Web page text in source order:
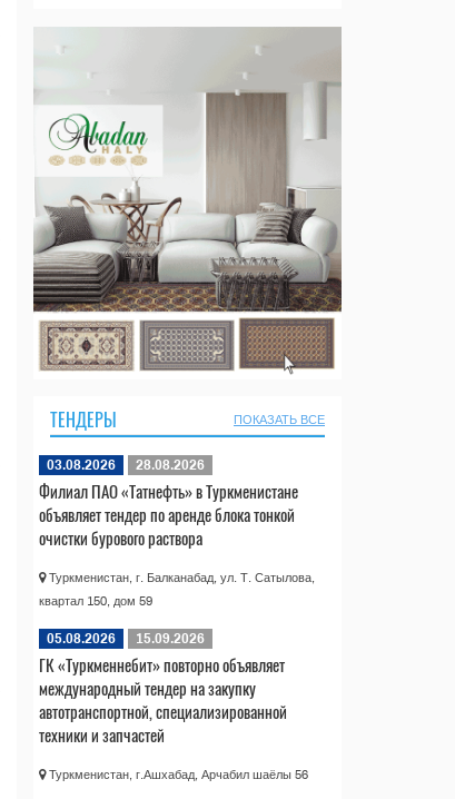
ТЕНДЕРЫ ПОКАЗАТЬ ВСЕ
03.08.2026 28.08.2026
Филиал ПАО «Татнефть» в Туркменистане
объявляет тендер по аренде блока тонкой
очистки бурового раствора
Туркменистан, г. Балканабад, ул. Т. Сатылова,
квартал 150, дом 59
05.08.2026 15.09.2026
ГК «Туркменнебит» повторно объявляет
международный тендер на закупку
автотранспортной, специализированной
техники и запчастей
Туркменистан, г.Ашхабад, Арчабил шаёлы 56